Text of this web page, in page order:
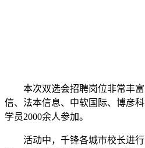
本次双选会招聘岗位非常丰富
信、法本信息、中软国际、博彦
学员2000余人参加。
活动中，千锋各城市校长进行